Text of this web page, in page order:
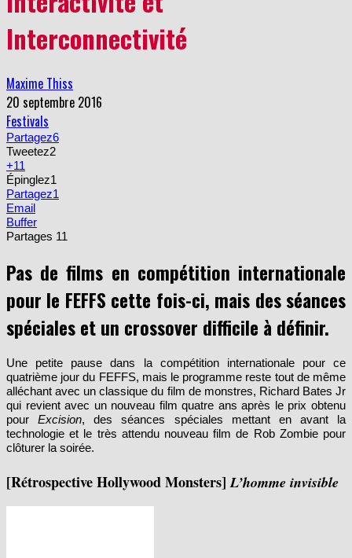
Interconnectivité
20 septembre 2016
Festivals
Partagez
Tweetez2
+11
Épinglez
Partagez1
Email
Buffer
Partages
pour le FEFFS cette fois-ci, mais des séances
spéciales et un crossover difficile à définir.
quatrième jour du FEFFS, mais le programme reste tout de même
alléchant avec un classique du film de monstres, Richard Bates Jr
qui revient avec un nouveau film quatre ans après le prix obtenu
pourExcision, des séances spéciales mettant en avant la
technologie et le très attendu nouveau film de Rob Zombie pour
clôturer la soirée.